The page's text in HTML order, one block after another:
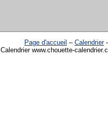
Page d'accueil – Calendrier
Calendrier www.chouette-